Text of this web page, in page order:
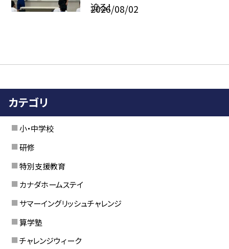
迫る！
2026/08/02
カテゴリ
小・中学校
研修
特別支援教育
カナダホームステイ
サマーイングリッシュチャレンジ
算学塾
チャレンジウィーク